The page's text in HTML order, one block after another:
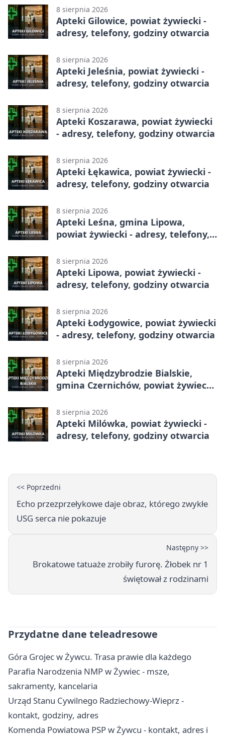
otwarcia
8 sierpnia 2026
Apteki Gilowice, powiat żywiecki -
adresy, telefony, godziny otwarcia
8 sierpnia 2026
Apteki Jeleśnia, powiat żywiecki -
adresy, telefony, godziny otwarcia
8 sierpnia 2026
Apteki Koszarawa, powiat żywiecki
- adresy, telefony, godziny otwarcia
8 sierpnia 2026
Apteki Łękawica, powiat żywiecki -
adresy, telefony, godziny otwarcia
8 sierpnia 2026
Apteki Leśna, gmina Lipowa,
powiat żywiecki - adresy, telefony,
8 sierpnia 2026
Apteki Lipowa, powiat żywiecki -
adresy, telefony, godziny otwarcia
8 sierpnia 2026
Apteki Łodygowice, powiat żywiecki
- adresy, telefony, godziny otwarcia
8 sierpnia 2026
Apteki Międzybrodzie Bialskie,
gmina Czernichów, powiat żywiecki
8 sierpnia 2026
Apteki Milówka, powiat żywiecki -
adresy, telefony, godziny otwarcia
<< Poprzedni
Echo przezprzełykowe daje obraz, którego zwykłe
USG serca nie pokazuje
Następny >>
Brokatowe tatuaże zrobiły furorę. Żłobek nr 1
świętował z rodzinami
Przydatne dane teleadresowe
Góra Grojec w Żywcu. Trasa prawie dla każdego
Parafia Narodzenia NMP w Żywiec - msze,
sakramenty, kancelaria
Urząd Stanu Cywilnego Radziechowy-Wieprz -
kontakt, godziny, adres
Komenda Powiatowa PSP w Żywcu - kontakt, adres i